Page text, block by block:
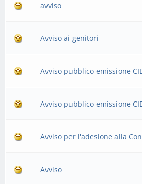
avviso
Avviso ai genitori
Avviso pubblico emissione
Avviso pubblico emissione
Avviso per l'adesione alla
Avviso